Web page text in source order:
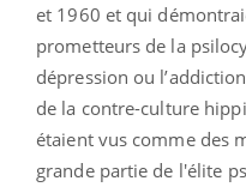
et 1960 et qui
prometteurs de la
dépression ou l’addiction
de la contre-culture
étaient vus comme des
grande partie de l'élite